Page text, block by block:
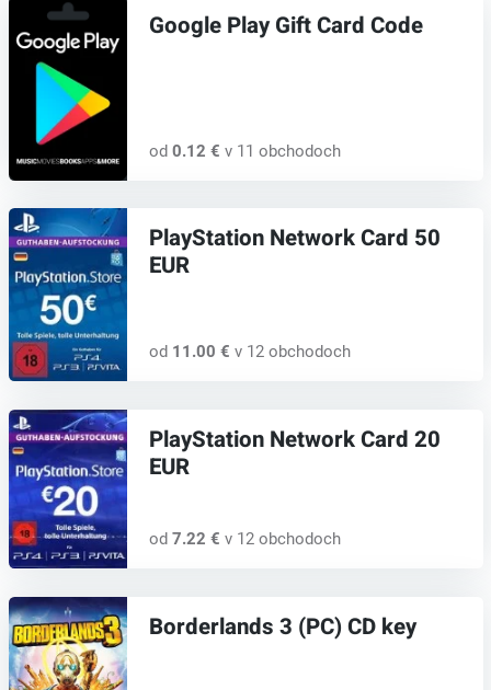
Google Play Gift Card Code
od 0.12 € v 11 obchodoch
PlayStation Network Card 50
EUR
od 11.00 € v 12 obchodoch
PlayStation Network Card 20
EUR
od 7.22 € v 12 obchodoch
Borderlands 3 (PC) CD key